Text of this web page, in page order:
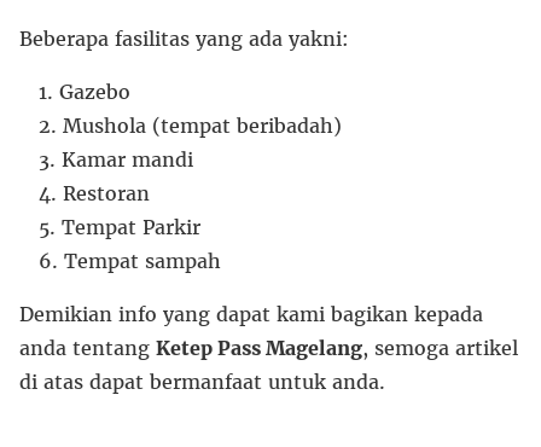
Beberapa fasilitas yang ada yakni:
Gazebo
Mushola (tempat beribadah)
Kamar mandi
Restoran
Tempat Parkir
Tempat sampah
Demikian info yang dapat kami bagikan kepada
anda tentang Ketep Pass Magelang, semoga artikel
di atas dapat bermanfaat untuk anda.